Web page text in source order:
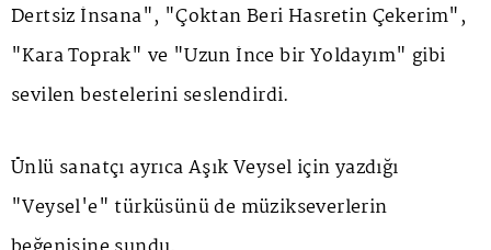
Dertsiz İnsana", "Çoktan Beri Hasretin Çekerim",
"Kara Toprak" ve "Uzun İnce bir Yoldayım" gibi
sevilen bestelerini seslendirdi.
Ünlü sanatçı ayrıca Aşık Veysel için yazdığı
"Veysel'e" türküsünü de müzikseverlerin